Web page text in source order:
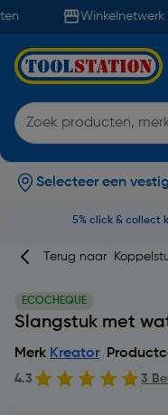
Winkelnetwerk
Selecteer een
5% click & collect
Terug naar
ECOCHEQUE
Slangstuk met
Merk Kreator
4.3 3